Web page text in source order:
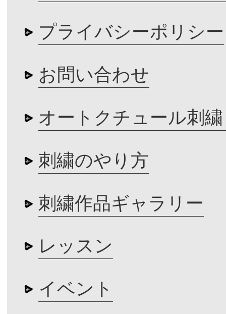
プライバシーポリシー
お問い合わせ
オートクチュール刺
刺繍のやり方
刺繍作品ギャラリー
レッスン
イベント